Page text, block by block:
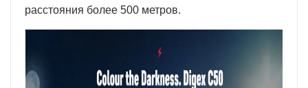
расстояния более 500 метров.